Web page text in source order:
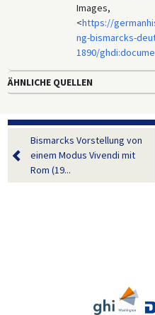
Images,
<https://
ng-bismarcks-
1890/
ÄHNLICHE QUELLEN
Bismarcks Vorstellung von
einem Modus Vivendi mit
Rom (19...